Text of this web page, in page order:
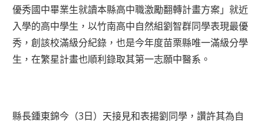
優秀國中畢業生就讀本縣高中職激勵翻轉計畫方案」就近
入學的高中學生，以竹南高中自然組劉智群同學表現最優
秀，創該校滿級分紀錄，也是今年度苗栗縣唯一滿級分學
生，在繁星計畫也順利錄取其第一志願中醫系。
縣長鍾東錦今（3日）天接見和表揚劉同學，讚許其為自